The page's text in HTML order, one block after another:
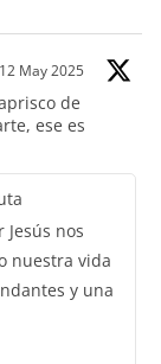
12 May 2025
de
ese es
nos
nuestra vida
y una